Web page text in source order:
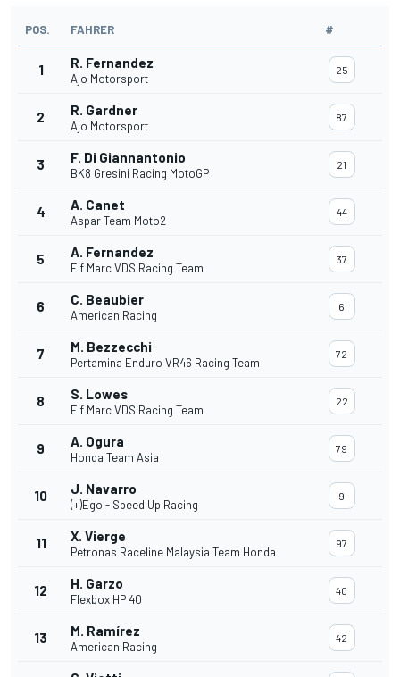
POS. FAHRER #
1 R. Fernandez
Ajo Motorsport
25
2 R. Gardner
Ajo Motorsport
87
3 F. Di Giannantonio
BK8 Gresini Racing MotoGP
21
4 A. Canet
Aspar Team Moto2
44
5 A. Fernandez
Elf Marc VDS Racing Team
37
6 C. Beaubier
American Racing
6
7 M. Bezzecchi
Pertamina Enduro VR46 Racing Team
72
8 S. Lowes
Elf Marc VDS Racing Team
22
9 A. Ogura
Honda Team Asia
79
10 J. Navarro
(+)Ego - Speed Up Racing
9
11 X. Vierge
Petronas Raceline Malaysia Team Honda
97
12 H. Garzo
Flexbox HP 40
40
13 M. Ramírez
American Racing
42